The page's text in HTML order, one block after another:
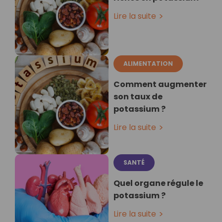
Lire la suite
ALIMENTATION
Comment augmenter
son taux de
potassium ?
Lire la suite
SANTÉ
Quel organe régule le
potassium ?
Lire la suite